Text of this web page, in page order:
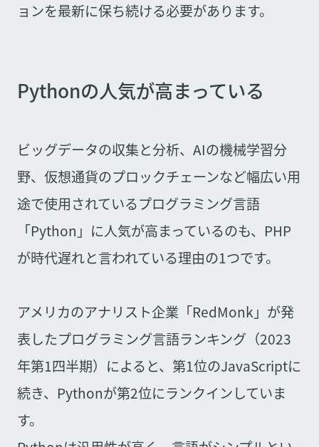
ョンを最新に保ち続ける必要があります。
Pythonの人気が高まっている
ビッグデータの収集と分析、AIの機械学習分
野、仮想通貨のプロックチェーンなど幅広い用
途で使用されているプログラミング言語
「Python」に人気が高まっているのも、PHP
が時代遅れと言われている理由の1つです。
アメリカのアナリスト企業「RedMonk」が発
表したプログラミング言語ランキング（2023
年第1四半期）によると、第1位のJavaScriptに
続き、Pythonが第2位にランクインしていま
す。